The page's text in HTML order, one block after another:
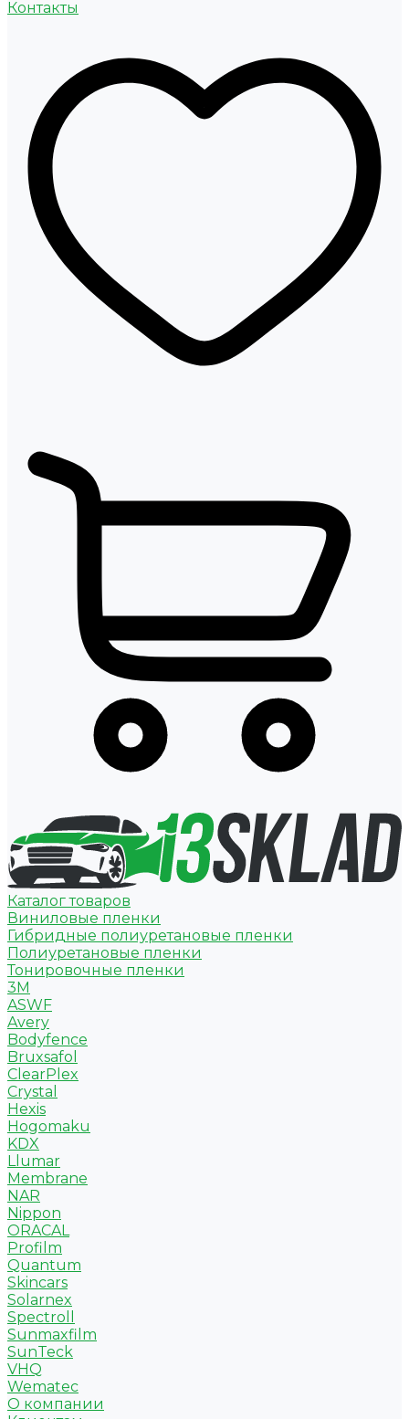
Контакты
Каталог товаров
Виниловые пленки
Гибридные полиуретановые пленки
Полиуретановые пленки
Тонировочные пленки
3M
ASWF
Avery
Bodyfence
Bruxsafol
ClearPlex
Crystal
Hexis
Hogomaku
KDX
Llumar
Membrane
NAR
Nippon
ORACAL
Profilm
Quantum
Skincars
Solarnex
Spectroll
Sunmaxfilm
SunTeck
VHQ
Wematec
О компании